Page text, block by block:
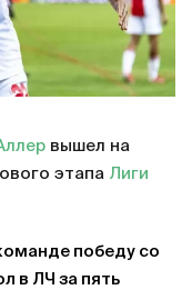
вышел на
этапа Лиги
победу со
в ЛЧ за пять